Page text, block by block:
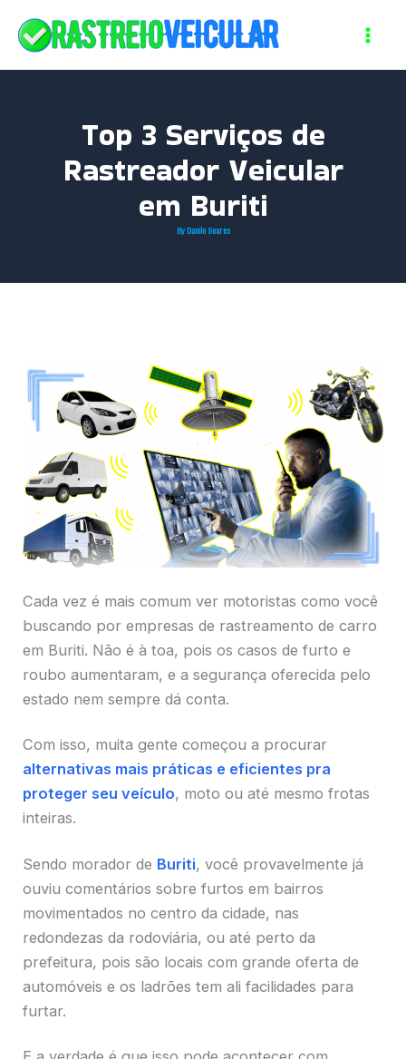
Top 3 Serviços de
Rastreador Veicular
em Buriti
ByDanilo Soares
Cada vez é mais comum ver motoristas como você
buscando por empresas de rastreamento de carro
em Buriti. Não é à toa, pois os casos de furto e
roubo aumentaram, e a segurança oferecida pelo
estado nem sempre dá conta.
Com isso, muita gente começou a procurar
alternativas mais práticas e eficientes pra
proteger seu veículo, moto ou até mesmo frotas
inteiras.
Sendo morador de Buriti, você provavelmente já
ouviu comentários sobre furtos em bairros
movimentados no centro da cidade, nas
redondezas da rodoviária, ou até perto da
prefeitura, pois são locais com grande oferta de
automóveis e os ladrões tem ali facilidades para
furtar.